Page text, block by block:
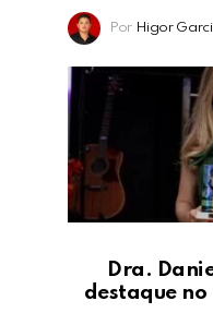
Por Higor
Dra.
destaque